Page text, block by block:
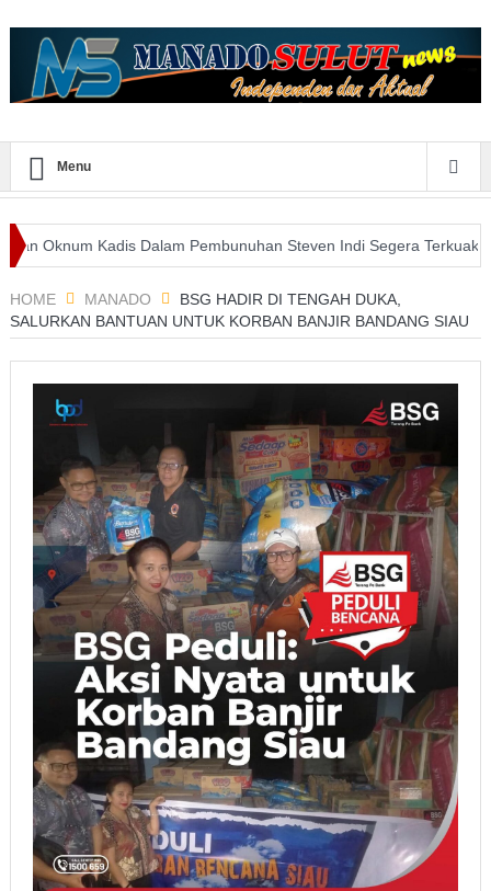
Menu
Kadis Dalam Pembunuhan Steven Indi Segera Terkuak Wali
HOME MANADO
BSG HADIR DI TENGAH DUKA,
SALURKAN BANTUAN UNTUK KORBAN BANJIR BANDANG SIAU